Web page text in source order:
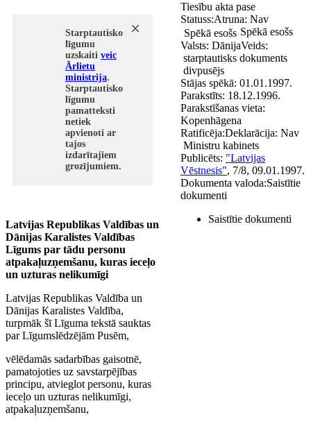
Starptautisko
līgumu
uzskaiti veic
Ārlietu
ministrija.
Starptautisko
līgumu
pamatteksti
netiek
apvienoti ar
tajos
izdarītajiem
grozījumiem.
Latvijas Republikas Valdības un
Dānijas Karalistes Valdības
Līgums par tādu personu
atpakaļuzņemšanu, kuras ieceļo
un uzturas nelikumīgi
Latvijas Republikas Valdība un
Dānijas Karalistes Valdība,
turpmāk šī Līguma tekstā sauktas
par Līgumslēdzējām Pusēm,
vēlēdamās sadarbības gaisotnē,
pamatojoties uz savstarpējības
principu, atvieglot personu, kuras
ieceļo un uzturas nelikumīgi,
atpakaļuzņemšanu,
Tiesību akta pase
Statuss:
Spēkā esošs Spēkā esošs
Valsts: DānijaVeids:
starptautisks dokuments
divpusējs
Stājas spēkā: 01.01.1997.
Parakstīts: 18.12.1996.
Parakstīšanas vieta:
Kopenhāgena
Ratificēja:
Ministru kabinets
Atruna: Nav
Deklarācija: Nav
Publicēts: "Latvijas
Vēstnesis", 7/8, 09.01.1997.
Dokumenta valoda:Saistītie
dokumenti
Saistītie dokumenti